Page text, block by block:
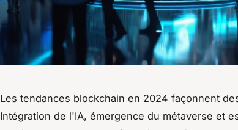
Les tendances blockchain en 2024 façonnent
Intégration de l'IA, émergence du métaverse et